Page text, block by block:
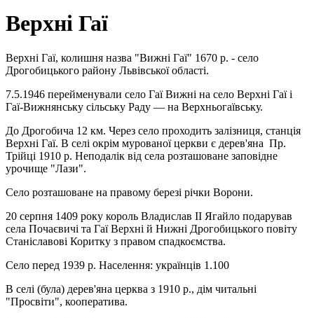
Верхні Гаї
Верхні Гаї, колишня назва "Вижні Гаї" 1670 р. - село
Дрогобицького району Львівської області.
7.5.1946 перейменували село Гаї Вижні на село Верхні Гаї і
Гаї-Вижнянську сільську Раду — на Верхньогаївську.
До Дрогобича 12 км. Через село проходить залізниця, станція
Верхні Гаї. В селі окрім мурованої церкви є дерев'яна Пр.
Трійці 1910 р. Неподалік від села розташоване заповідне
урочище "Лази".
Село розташоване на правому березі річки Ворони.
20 серпня 1409 року король Владислав II Ягайло подарував
села Почаєвичі та Гаї Верхні й Нижні Дрогобицького повіту
Станіславові Коритку з правом спадкоємства.
Село перед 1939 р. Населення: українців 1.100
В селі (була) дерев'яна церква з 1910 р., дім читальні
"Просвіти", кооператива.